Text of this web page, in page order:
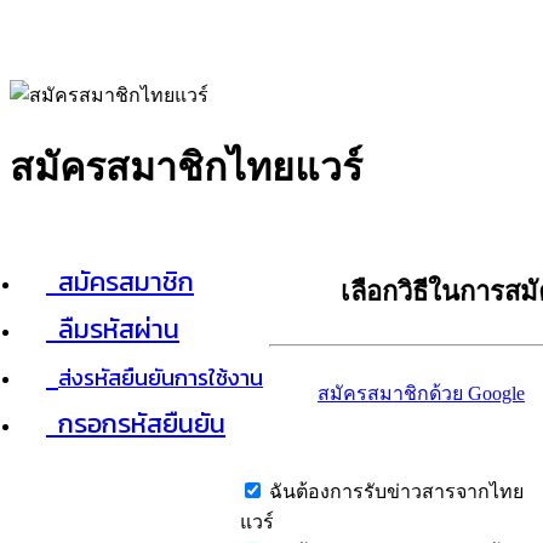
สมัครสมาชิกไทยแวร์
สมัครสมาชิก
ลืมรหัสผ่าน
ส่งรหัสยืนยันการใช้งาน
กรอกรหัสยืนยัน
เลือกวิธีในการส
สมัครสมาชิกด้วย Google
ฉันต้องการรับข่าวสารจากไทย
แวร์